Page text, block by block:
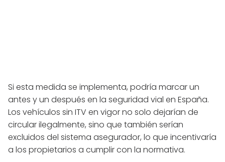
Si esta medida se implementa, podría marcar un
antes y un después en la seguridad vial en España.
Los vehículos sin ITV en vigor no solo dejarían de
circular ilegalmente, sino que también serían
excluidos del sistema asegurador, lo que incentivaría
a los propietarios a cumplir con la normativa.